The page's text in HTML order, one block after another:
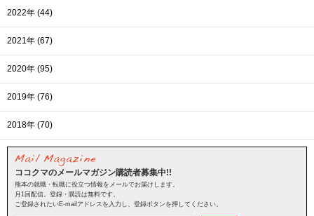
2022年 (44)
2021年 (67)
2020年 (95)
2019年 (76)
2018年 (70)
ココクマのメールマガジン購読者募集中!!
熊本の就職・転職に役立つ情報をメールでお届けします。
月1回配信。登録・購読は無料です。
ご登録されたいE-mailアドレスを入力し、登録ボタンを押してください。